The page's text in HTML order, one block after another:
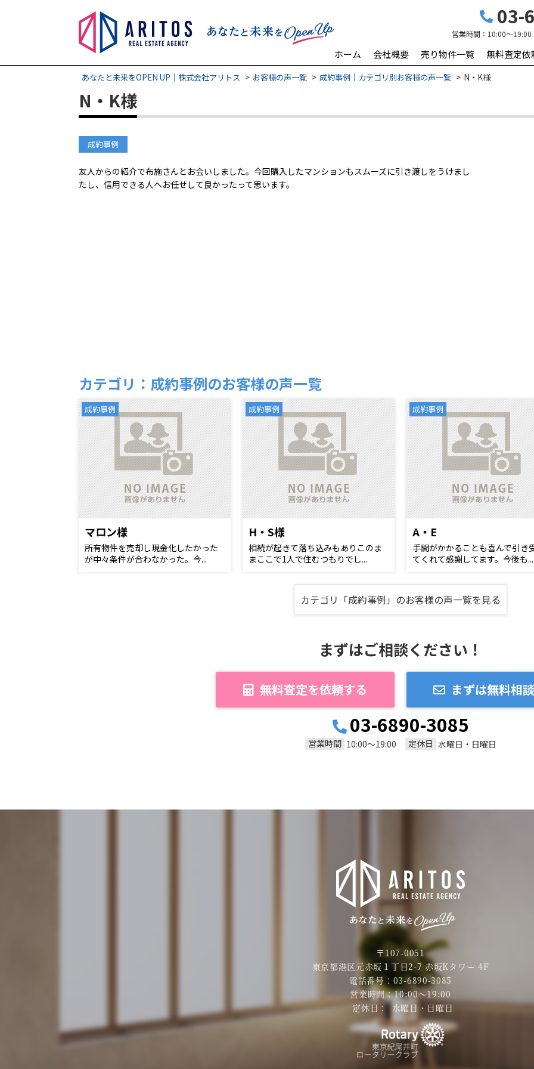
03-
営業時間： 10:00〜19:00
ホーム 会社概要 売り物件一覧 無料査定依
あなたと未来をOPEN UP｜株式会社アリトス お客様の声一覧 成約事例｜カテゴリ別お客様の声一覧 N・K様
N・K様
成約事例
友人からの紹介で布施さんとお会いしました。今回購入したマンションもスムーズに引き渡しをうけまし
たし、信用できる人へお任せして良かったって思います。
カテゴリ：成約事例のお客様の声一覧
成約事例
マロン様
所有物件を売却し現金化したかった
が中々条件が合わなかった。今...
成約事例
H・S様
相続が起きて落ち込みもありこのま
まここで1人で住むつもりでし...
成約事例
A・E
手間がかかることも喜んで引き
てくれて感謝してます。今後も...
カテゴリ「成約事例」のお客様の声一覧を見る
まずはご相談ください！
無料査定を依頼する まずは無料相
03-6890-3085
営業時間 10:00〜19:00 定休日 水曜日・日曜日
〒107-0051
東京都港区元赤坂１丁目2-7 赤坂Kタワー 4F
電話番号： 03-6890-3085
営業時間：10:00〜19:00
定休日： 水曜日・日曜日